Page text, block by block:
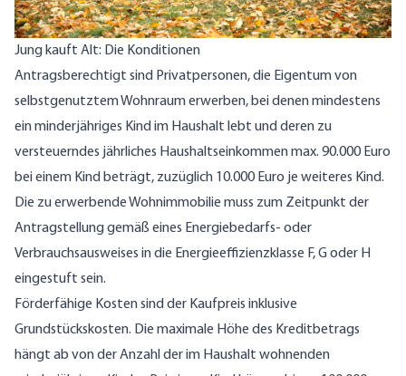
Jung kauft Alt: Die Konditionen
Antragsberechtigt sind Privatpersonen, die Eigentum von
selbstgenutztem Wohnraum erwerben, bei denen mindestens
ein minderjähriges Kind im Haushalt lebt und deren zu
versteuerndes jährliches Haushaltseinkommen max. 90.000 Euro
bei einem Kind beträgt, zuzüglich 10.000 Euro je weiteres Kind.
Die zu erwerbende Wohnimmobilie muss zum Zeitpunkt der
Antragstellung gemäß eines Energiebedarfs- oder
Verbrauchsausweises in die Energieeffizienzklasse F, G oder H
eingestuft sein.
Förderfähige Kosten sind der Kaufpreis inklusive
Grundstückskosten. Die maximale Höhe des Kreditbetrags
hängt ab von der Anzahl der im Haushalt wohnenden